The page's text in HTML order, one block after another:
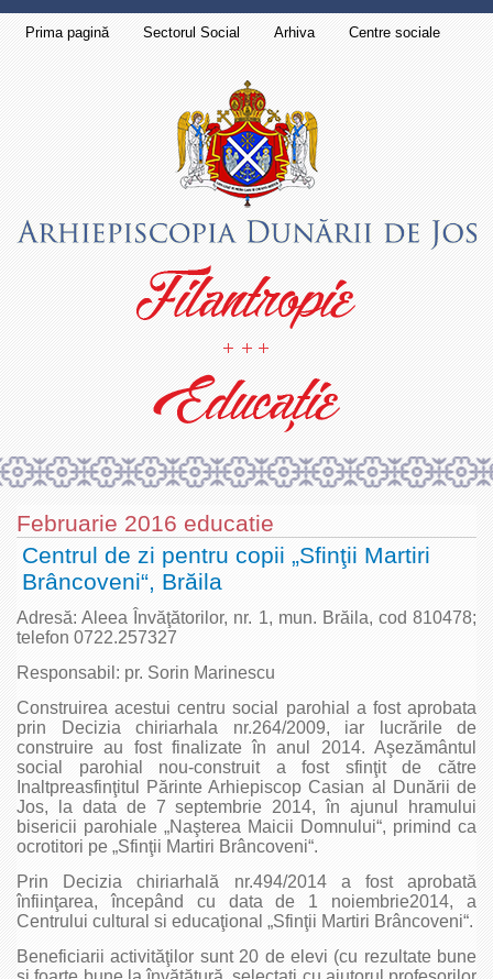
Prima pagină Sectorul Social Arhiva
Centre sociale
Februarie 2016 educatie
Centrul de zi pentru copii „Sfinţii Martiri
Brâncoveni“, Brăila
Adresă: Aleea Învăţătorilor, nr. 1, mun. Brăila, cod 810478;
telefon 0722.257327
Responsabil: pr. Sorin Marinescu
Construirea acestui centru social parohial a fost aprobata
prin Decizia chiriarhala nr.264/2009, iar lucrările de
construire au fost finalizate în anul 2014. Aşezământul
social parohial nou-construit a fost sfinţit de către
Inaltpreasfinţitul Părinte Arhiepiscop Casian al Dunării de
Jos, la data de 7 septembrie 2014, în ajunul hramului
bisericii parohiale „Naşterea Maicii Domnului“, primind ca
ocrotitori pe „Sfinţii Martiri Brâncoveni“.
Prin Decizia chiriarhală nr.494/2014 a fost aprobată
înfiinţarea, începând cu data de 1 noiembrie2014, a
Centrului cultural si educaţional „Sfinţii Martiri Brâncoveni“.
Beneficiarii activităţilor sunt 20 de elevi (cu rezultate bune